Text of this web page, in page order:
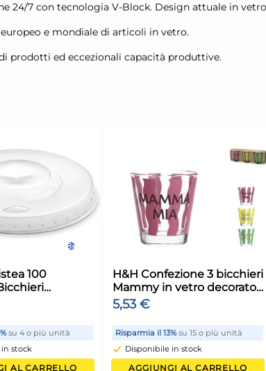
7 con tecnologia V-Block. Design attuale in
e mondiale di articoli in vetro.
prodotti ed eccezionali capacità produttive.